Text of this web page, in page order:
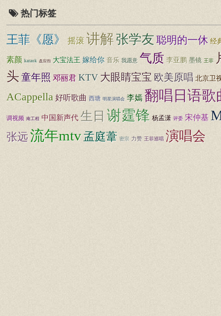
热门标签
王菲《愿》 摇滚 讲解张学友聪明的一休 经
素颜 karaok 盘应煦 大宝法王 嫁给你 音乐 我愿意 气质 李亚鹏 墨镜 王菲
头童年照 邓丽君 KTV 大眼睛宝宝 欧美原唱 北京卫
ACappella 好听歌曲 西塘 明星演唱会 李嫣 翻唱日语歌
调视频 南工程 中国新声代 生日 谢霆锋 杨孟潇 评委 宋仲基
张远流年mtv孟庭葦 密宗 力赞 王菲巡唱 演唱会